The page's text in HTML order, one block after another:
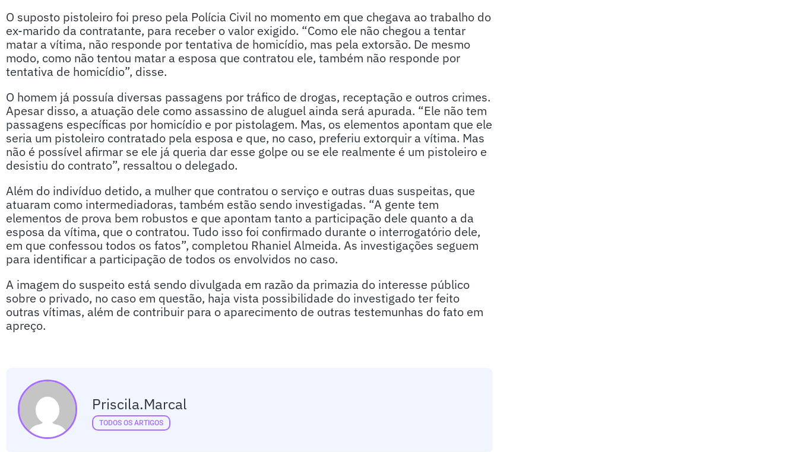
O suposto pistoleiro foi preso pela Polícia Civil no momento em que chegava ao trabalho do
ex-marido da contratante, para receber o valor exigido. “Como ele não chegou a tentar
matar a vítima, não responde por tentativa de homicídio, mas pela extorsão. De mesmo
modo, como não tentou matar a esposa que contratou ele, também não responde por
tentativa de homicídio”, disse.
O homem já possuía diversas passagens por tráfico de drogas, receptação e outros crimes.
Apesar disso, a atuação dele como assassino de aluguel ainda será apurada. “Ele não tem
passagens específicas por homicídio e por pistolagem. Mas, os elementos apontam que ele
seria um pistoleiro contratado pela esposa e que, no caso, preferiu extorquir a vítima. Mas
não é possível afirmar se ele já queria dar esse golpe ou se ele realmente é um pistoleiro e
desistiu do contrato”, ressaltou o delegado.
Além do indivíduo detido, a mulher que contratou o serviço e outras duas suspeitas, que
atuaram como intermediadoras, também estão sendo investigadas. “A gente tem
elementos de prova bem robustos e que apontam tanto a participação dele quanto a da
esposa da vítima, que o contratou. Tudo isso foi confirmado durante o interrogatório dele,
em que confessou todos os fatos”, completou Rhaniel Almeida. As investigações seguem
para identificar a participação de todos os envolvidos no caso.
A imagem do suspeito está sendo divulgada em razão da primazia do interesse público
sobre o privado, no caso em questão, haja vista possibilidade do investigado ter feito
outras vítimas, além de contribuir para o aparecimento de outras testemunhas do fato em
apreço.
Priscila.marcal
TODOS OS ARTIGOS